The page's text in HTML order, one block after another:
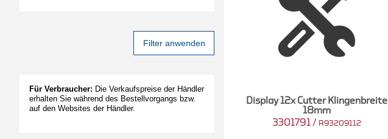
Filter anwenden
Für Verbraucher: Die Verkaufspreise der Händler
erhalten Sie während des Bestellvorgangs bzw.
auf den Websites der Händler.
Display 12x Cutter Klingenbreite
18mm
3301791 / R93209112